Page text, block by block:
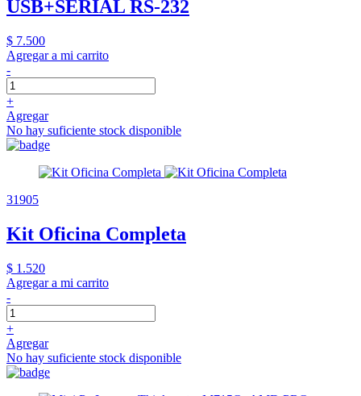
USB+SERIAL RS-232
$ 7.500
Agregar a mi carrito
-
+
Agregar
No hay suficiente stock disponible
31905
Kit Oficina Completa
$ 1.520
Agregar a mi carrito
-
+
Agregar
No hay suficiente stock disponible